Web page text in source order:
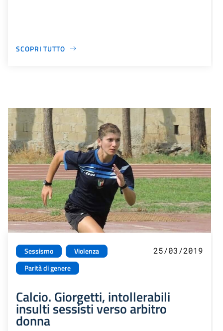
SCOPRI TUTTO
Sessismo
Violenza
Parità di genere
25/03/2019
Calcio. Giorgetti, intollerabili
insulti sessisti verso arbitro
donna